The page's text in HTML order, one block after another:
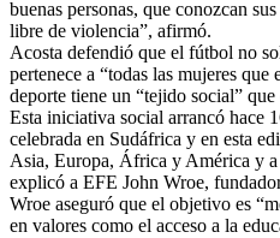
buenas personas, que conozcan
libre de violencia”, afirmó.
Acosta defendió que el fútbol no
pertenece a “todas las mujeres que
deporte tiene un “tejido social”
Esta iniciativa social arrancó hace
celebrada en Sudáfrica y en esta
Asia, Europa, África y América y a
explicó a EFE John Wroe,
Wroe aseguró que el objetivo es
en valores como el acceso a la